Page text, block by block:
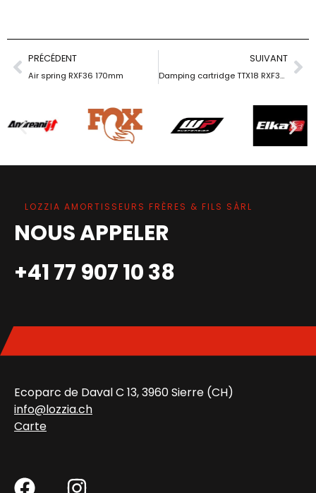
PRÉCÉDENT
Air spring RXF36 170mm
SUIVANT
Damping cartridge TTX18 RXF36 180mm
LOZZIA AMORTISSEURS FRÈRES & FILS SÀRL
NOUS APPELER
+41 77 907 10 38
Ecoparc de Daval C 13, 3960 Sierre (CH)
info@lozzia.ch
Carte